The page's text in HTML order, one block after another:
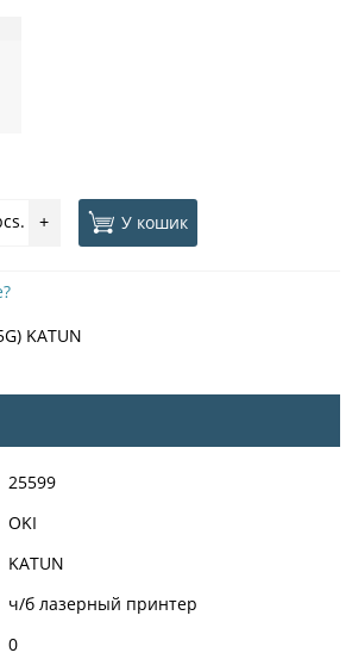
+ У кошик
KATUN
25599
OKI
KATUN
ч/б лазерный принтер
0